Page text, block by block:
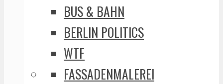
BUS & BAHN
BERLIN POLITICS
WTF
FASSADENMALEREI